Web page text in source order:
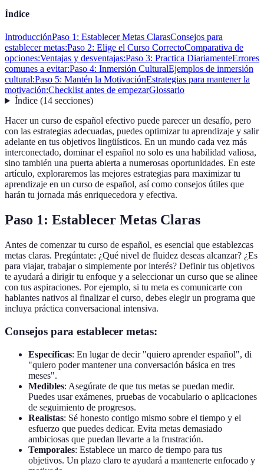
Índice
IntroducciónPaso 1: Establecer Metas ClarasConsejos para
establecer metas:Paso 2: Elige el Curso CorrectoComparativa de
opciones:Ventajas y desventajas:Paso 3: Practica DiariamenteErrores
comunes a evitar:Paso 4: Inmersión CulturalEjemplos de inmersión
cultural:Paso 5: Mantén la MotivaciónEstrategias para mantener la
motivación:Checklist antes de empezarGlossario
Índice(14 secciones)
Hacer un curso de español efectivo puede parecer un desafío, pero
con las estrategias adecuadas, puedes optimizar tu aprendizaje y salir
adelante en tus objetivos lingüísticos. En un mundo cada vez más
interconectado, dominar el español no solo es una habilidad valiosa,
sino también una puerta abierta a numerosas oportunidades. En este
artículo, exploraremos las mejores estrategias para maximizar tu
aprendizaje en un curso de español, así como consejos útiles que
harán tu jornada más enriquecedora y efectiva.
Paso 1: Establecer Metas Claras
Antes de comenzar tu curso de español, es esencial que establezcas
metas claras. Pregúntate: ¿Qué nivel de fluidez deseas alcanzar? ¿Es
para viajar, trabajar o simplemente por interés? Definir tus objetivos
te ayudará a dirigir tu enfoque y a seleccionar un curso que se alinee
con tus aspiraciones. Por ejemplo, si tu meta es comunicarte con
hablantes nativos al finalizar el curso, debes elegir un programa que
incluya práctica conversacional intensiva.
Consejos para establecer metas:
Específicas: En lugar de decir "quiero aprender español", di
"quiero poder mantener una conversación básica en tres
meses".
Medibles: Asegúrate de que tus metas se puedan medir.
Puedes usar exámenes, pruebas de vocabulario o aplicaciones
de seguimiento de progresos.
Realistas: Sé honesto contigo mismo sobre el tiempo y el
esfuerzo que puedes dedicar. Evita metas demasiado
ambiciosas que puedan llevarte a la frustración.
Temporales: Establece un marco de tiempo para tus
objetivos. Un plazo claro te ayudará a mantenerte enfocado y